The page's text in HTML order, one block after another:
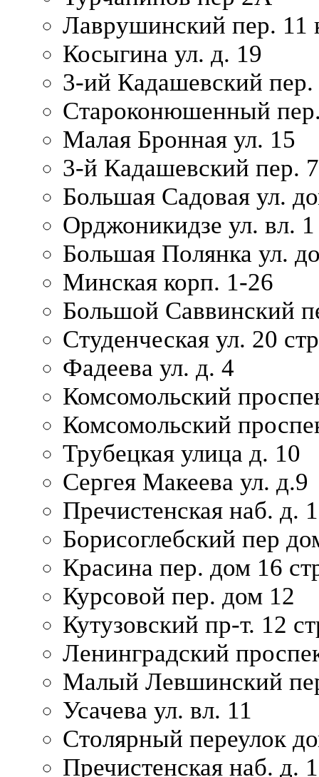
Лаврушинский пер. 11
Косыгина ул. д. 19
3-ий Кадашевский пер.
Староконюшенный
Малая Бронная ул. 15
3-й Кадашевский пер.
Большая Садовая ул.
Орджоникидзе ул. вл. 1
Большая Полянка ул.
Минская корп. 1-26
Большой Саввинский
Студенческая ул. 20
Фадеева ул. д. 4
Комсомольский
Комсомольский
Трубецкая улица д. 10
Сергея Макеева ул. д.9
Пречистенская наб. д.
Борисоглебский пер
Красина пер. дом 16
Курсовой пер. дом 12
Кутузовский пр-т. 12
Ленинградский
Малый Левшинский
Усачева ул. вл. 11
Столярный переулок
Пречистенская наб. д.